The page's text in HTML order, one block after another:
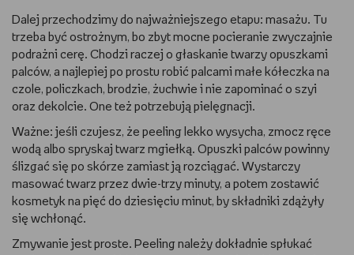
Dalej przechodzimy do najważniejszego etapu: masażu. Tu
trzeba być ostrożnym, bo zbyt mocne pocieranie zwyczajnie
podrażni cerę. Chodzi raczej o głaskanie twarzy opuszkami
palców, a najlepiej po prostu robić palcami małe kółeczka na
czole, policzkach, brodzie, żuchwie i nie zapominać o szyi
oraz dekolcie. One też potrzebują pielęgnacji.
Ważne: jeśli czujesz, że peeling lekko wysycha, zmocz ręce
wodą albo spryskaj twarz mgiełką. Opuszki palców powinny
ślizgać się po skórze zamiast ją rozciągać. Wystarczy
masować twarz przez dwie-trzy minuty, a potem zostawić
kosmetyk na pięć do dziesięciu minut, by składniki zdążyły
się wchłonąć.
Zmywanie jest proste. Peeling należy dokładnie spłukać